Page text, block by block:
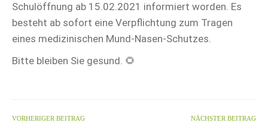
Schulöffnung ab 15.02.2021 informiert worden. Es
besteht ab sofort eine Verpflichtung zum Tragen
eines medizinischen Mund-Nasen-Schutzes.
Bitte bleiben Sie gesund. 🌻
VORHERIGER BEITRAG NÄCHSTER BEITRAG